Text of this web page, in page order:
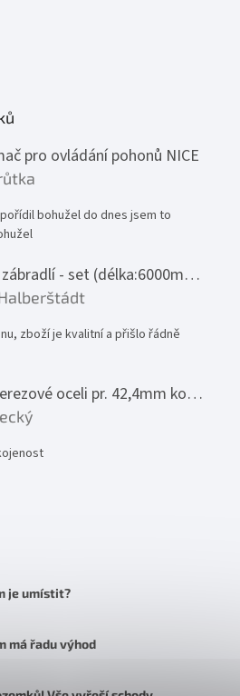
pro ovládání pohonů NICE
je 1 z 5 hvězdiček.
bohužel do dnes jsem to
Nerezové zábradlí - set (délka:6000mm x výška:1000mm)
je 5 z 5 hvězdiček.
zboží je kvalitní a přišlo řádně
Madlo z nerezové oceli pr. 42,4mm komplet - model 0116 - 3000mm
je 5 z 5 hvězdiček.
je umístit?
má řadu výhod